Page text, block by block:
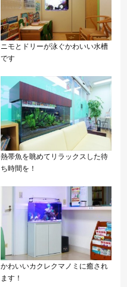
ニモとドリーが泳ぐかわいい水槽
です
熱帯魚を眺めてリラックスした待
ち時間を！
かわいいカクレクマノミに癒され
ます！